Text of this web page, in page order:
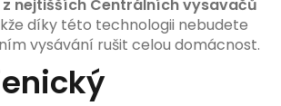
z nejtišších Centrálních vysavačů
díky této technologii nebudete
vysávání rušit celou domácnost.